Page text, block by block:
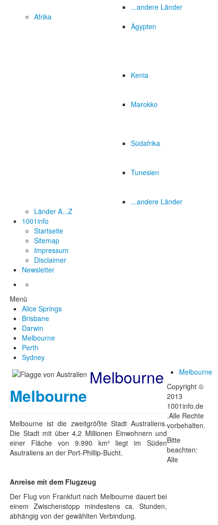
...andere Länder
Afrika
Ägypten
Kenia
Marokko
Südafrika
Tunesien
...andere Länder
Länder A...Z
1001info
Startseite
Sitemap
Impressum
Disclaimer
Newsletter
Menü
Alice Springs
Brisbane
Darwin
Melbourne
Perth
Sydney
Melbourne
Melbourne
Melbourne ist die zweitgrößte Stadt Australiens.
Die Stadt mit über 4,2 Millionen Einwohnern und
einer Fläche von 9.990 km² liegt im Süden
Asutraliens an der Port-Phillip-Bucht.
Anreise mit dem Flugzeug
Der Flug von Frankfurt nach Melbourne dauert bei
einem Zwischenstopp mindestens ca. Stunden,
abhängig von der gewählten Verbindung.
Melbourne
Copyright ©
2013
1001info.de
.Alle Rechte
vorbehalten.
Bitte
beachten:
Alle